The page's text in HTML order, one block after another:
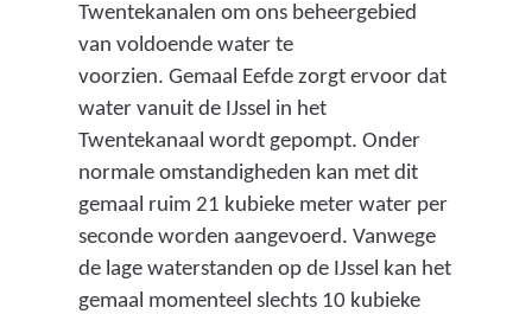
Twentekanalen om ons beheergebied
van voldoende water te
voorzien. Gemaal Eefde zorgt ervoor dat
water vanuit de IJssel in het
Twentekanaal wordt gepompt. Onder
normale omstandigheden kan met dit
gemaal ruim 21 kubieke meter water per
seconde worden aangevoerd. Vanwege
de lage waterstanden op de IJssel kan het
gemaal momenteel slechts 10 kubieke